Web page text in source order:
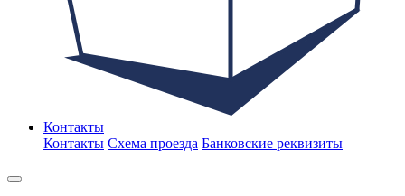
Контакты
Контакты Схема проезда Банковские реквизиты